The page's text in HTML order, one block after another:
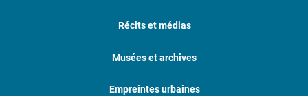
Récits et médias
Musées et archives
Empreintes urbaines